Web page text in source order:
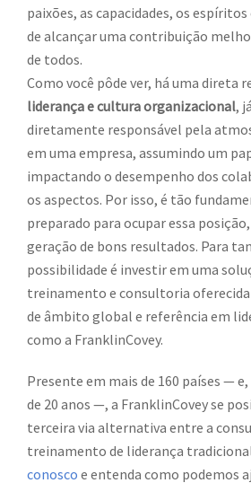
paixões, as capacidades, os
de alcançar uma contribuição
de todos.
Como você pôde ver, há uma direta
liderança e cultura organizacional,
diretamente responsável pela
em uma empresa, assumindo um
impactando o desempenho dos
os aspectos. Por isso, é tão
preparado para ocupar essa
geração de bons resultados. Para
possibilidade é investir em uma
treinamento e consultoria
de âmbito global e referência em
como a FranklinCovey.
Presente em mais de 160 países —
de 20 anos —, a FranklinCovey se
terceira via alternativa entre a
treinamento de liderança
conosco e entenda como podemos